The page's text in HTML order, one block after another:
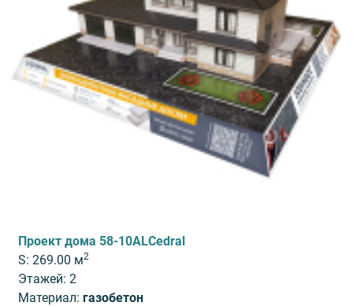
Проект дома 58-10ALCedral
S: 269.00 м2
Этажей: 2
Материал: газобетон